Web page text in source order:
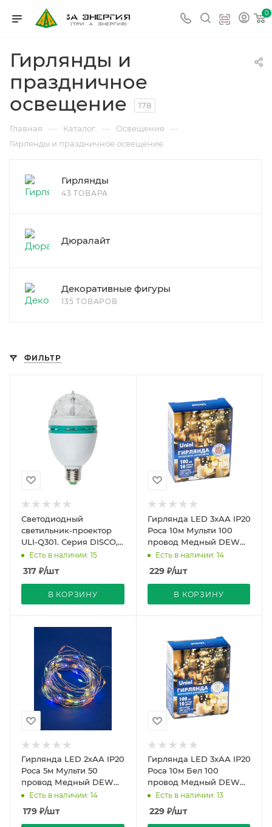
0
Гирлянды и
праздничное
освещение
178
Главная — Каталог — Освещение —
Гирлянды и праздничное освещение
Гирлянды
43 ТОВАРА
Дюралайт
Декоративные фигуры
135 ТОВАРОВ
ФИЛЬТР
Светодиодный
светильник-проектор
ULI-Q301. Серия DISCO,
многоцветный. ТМ
VOLPE. Работа от сети
220В.
Есть в наличии: 15
317 ₽/шт
В КОРЗИНУ
Гирлянда LED 3хАА IP20
Роса 10м Мульти 100
провод Медный DEW
Uniel
Есть в наличии: 14
229₽/шт
В КОРЗИНУ
Гирлянда LED 2хАА IP20
Роса 5м Мульти 50
провод Медный DEW
Uniel
Есть в наличии: 14
179 ₽/шт
Гирлянда LED 3хАА IP20
Роса 10м Бел 100
провод Медный DEW
Uniel
Есть в наличии: 13
229₽/шт